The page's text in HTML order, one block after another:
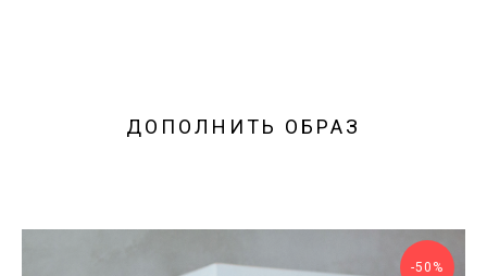
ДОПОЛНИТЬ ОБРАЗ
-50%